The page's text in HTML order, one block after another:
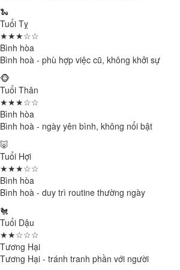
🐍
Tuổi Tỵ
★★★☆☆
Bình hòa
Bình hoà - phù hợp việc cũ, không khởi sự
🐵
Tuổi Thân
★★★☆☆
Bình hòa
Bình hoà - ngày yên bình, không nổi bật
🐷
Tuổi Hợi
★★★☆☆
Bình hòa
Bình hoà - duy trì routine thường ngày
🐔
Tuổi Dậu
★★☆☆☆
Tương Hại
Tương Hại - tránh tranh phần với người